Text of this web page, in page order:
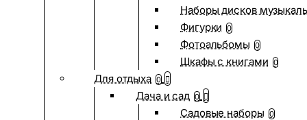
Наборы дисков
Фигурки 0
Фотоальбомы 0
Шкафы с книгами 0
Для отдыха 0
Дача и сад 0
Садовые наборы 0